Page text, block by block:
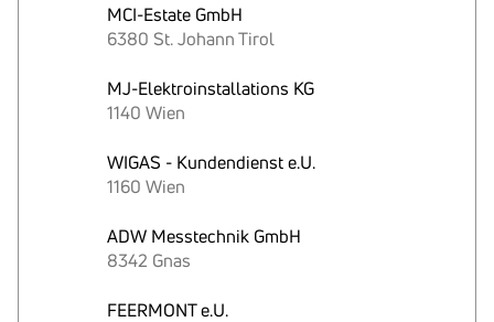
MCI-Estate GmbH
6380 St. Johann Tirol
MJ-Elektroinstallations KG
1140 Wien
WIGAS - Kundendienst e.U.
1160 Wien
ADW Messtechnik GmbH
8342 Gnas
FEERMONT e.U.